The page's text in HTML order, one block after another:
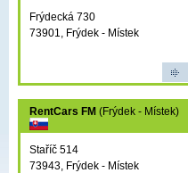
Frýdecká 730
73901, Frýdek - Místek
RentCars FM (Frýdek - Místek)
Staříč 514
73943, Frýdek - Místek